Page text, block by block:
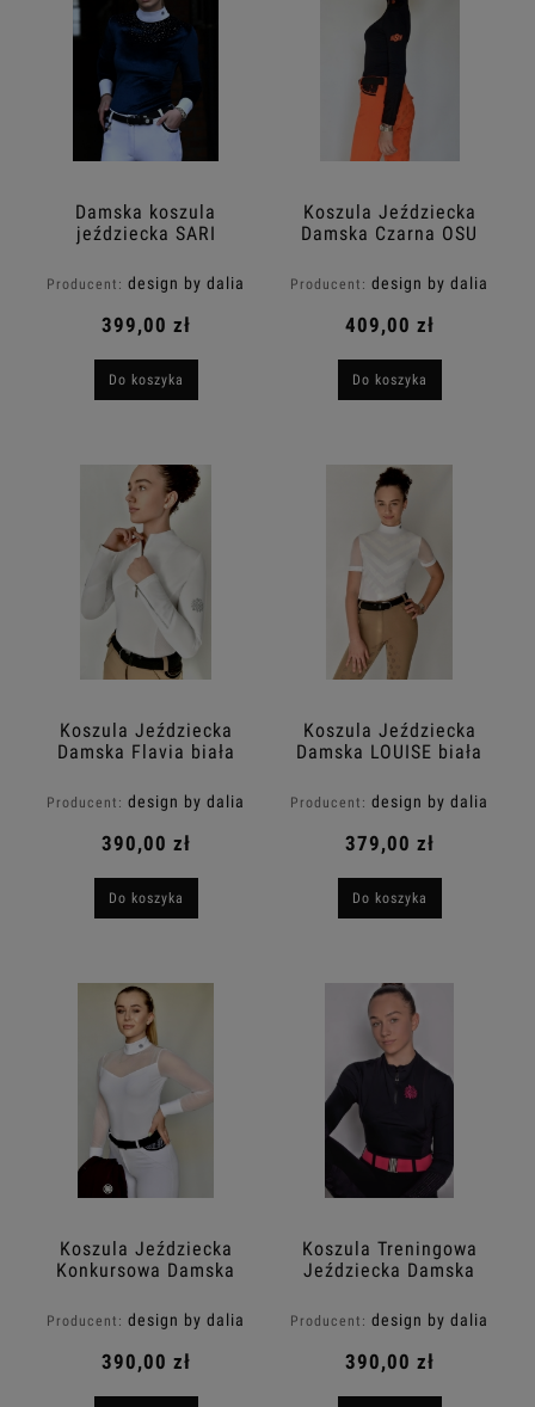
Damska koszula
jeździecka SARI
aksamitna, kryształki,
granatowa,
konkursowa
Producent: design by dalia
399,00 zł
Do koszyka
Koszula Jeździecka
Damska Czarna OSU
Personalizowana
Carolina
Producent: design by dalia
409,00 zł
Do koszyka
Koszula Jeździecka
Damska Flavia biała
Producent: design by dalia
390,00 zł
Do koszyka
Koszula Jeździecka
Damska LOUISE biała
Producent: design by dalia
379,00 zł
Do koszyka
Koszula Jeździecka
Konkursowa Damska
By Dalia
Producent: design by dalia
390,00 zł
Koszula Treningowa
Jeździecka Damska
rękawem DESIGN BY
DALIA
Producent: design by dalia
390,00 zł